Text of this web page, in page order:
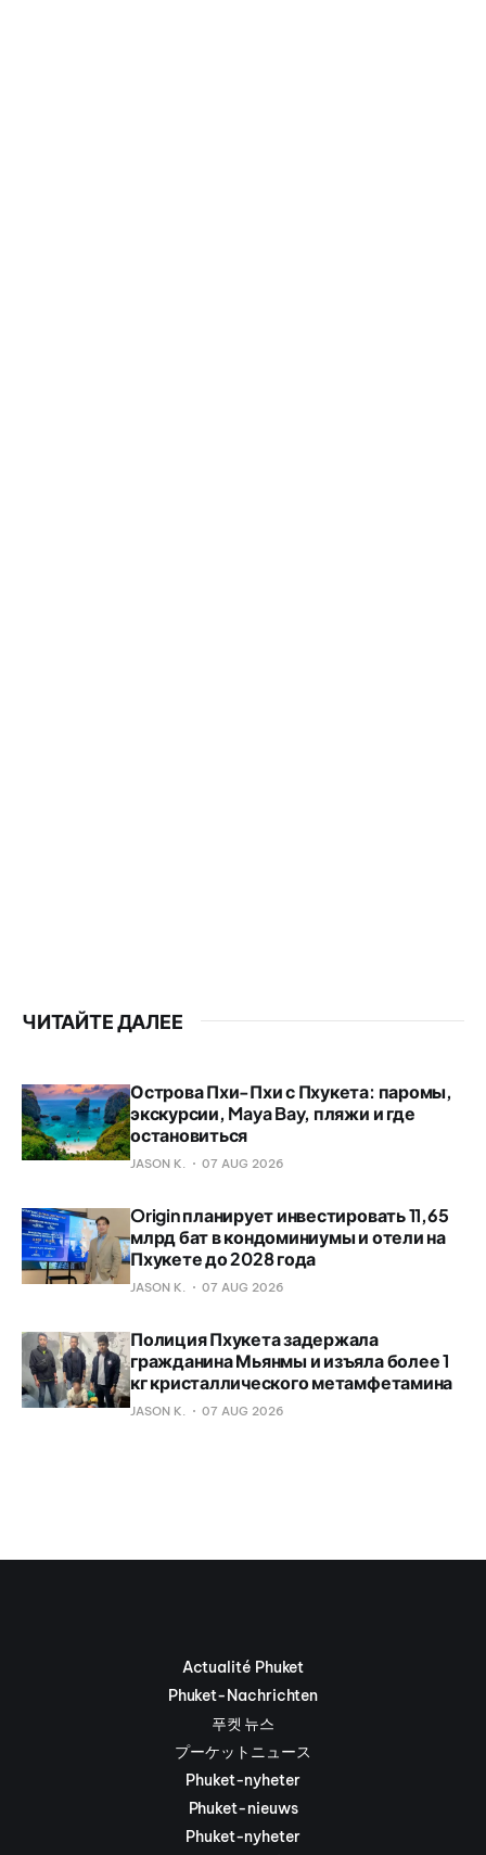
ЧИТАЙТЕ ДАЛЕЕ
Острова Пхи-Пхи с Пхукета: паромы,
экскурсии, Maya Bay, пляжи и где
остановиться
JASON K. 07 AUG 2026
Origin планирует инвестировать 11,65
млрд бат в кондоминиумы и отели на
Пхукете до 2028 года
JASON K. 07 AUG 2026
Полиция Пхукета задержала
гражданина Мьянмы и изъяла более 1
кг кристаллического метамфетамина
JASON K. 07 AUG 2026
Actualité Phuket
Phuket-Nachrichten
푸켓 뉴스
プーケットニュース
Phuket-nyheter
Phuket-nieuws
Phuket-nyheter